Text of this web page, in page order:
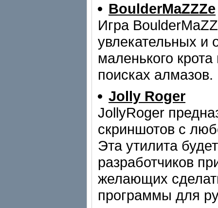
BoulderMaZZZe
Игра
увлекательных и
маленького
поисках алмазов.
Jolly Roger
JollyRoger
скриншотов с
Эта утилита
разработчиков
желающих
программы для